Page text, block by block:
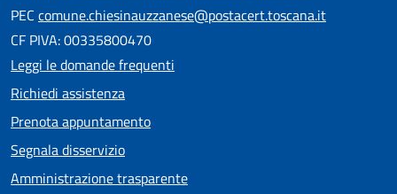
PEC comune.chiesinauzzanese@postacert.toscana.it
CF PIVA: 00335800470
Leggi le domande frequenti
Richiedi assistenza
Prenota appuntamento
Segnala disservizio
Amministrazione trasparente